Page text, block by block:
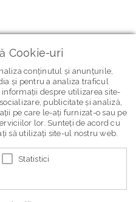
Brands
Cookie-uri
conținutul și anunțurile,
și pentru a analiza traficul
despre utilizarea site-
publicitate și analiză,
pe care le-ați furnizat-o sau pe
lor. Sunteți de acord cu
să utilizați site-ul nostru web.
Statistici